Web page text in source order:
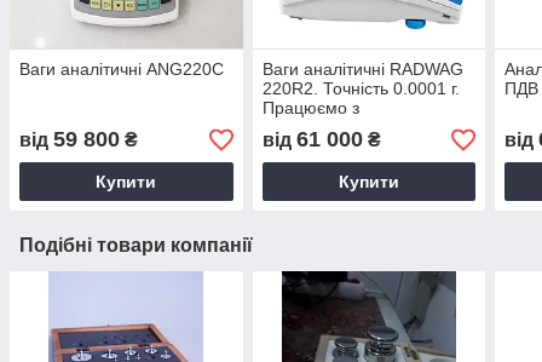
Ваги аналітичні ANG220C
від 59 800 ₴
Купити
Ваги аналітичні RADWAG
220R2. Точність 0.0001 г.
Працюємо з
підприємствами
від 61 000₴
Купити
ПДВ
від
Подібні товари компанії